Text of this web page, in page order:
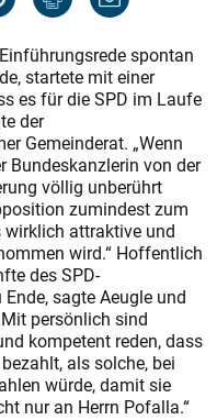
spontan
startete mit einer
es für die SPD im Laufe
der
Gemeinderat. „Wenn
Bundeskanzlerin von der
völlig unberührt
zumindest zum
attraktive und
wird.“ Hoffentlich
des SPD-
sagte Aeugle und
persönlich sind
kompetent reden, dass
als solche, bei
würde, damit sie
nur an Herrn Pofalla.“